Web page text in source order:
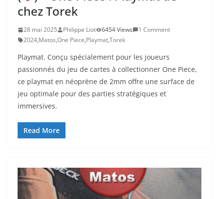
chez Torek
28 mai 2025 Philippe Liot 6454 Views
1 Comment
2024,Matos,One Piece,Playmat,Torek
Playmat. Conçu spécialement pour les joueurs
passionnés du jeu de cartes à collectionner One Piece,
ce playmat en néoprène de 2mm offre une surface de
jeu optimale pour des parties stratégiques et
immersives.
Read More